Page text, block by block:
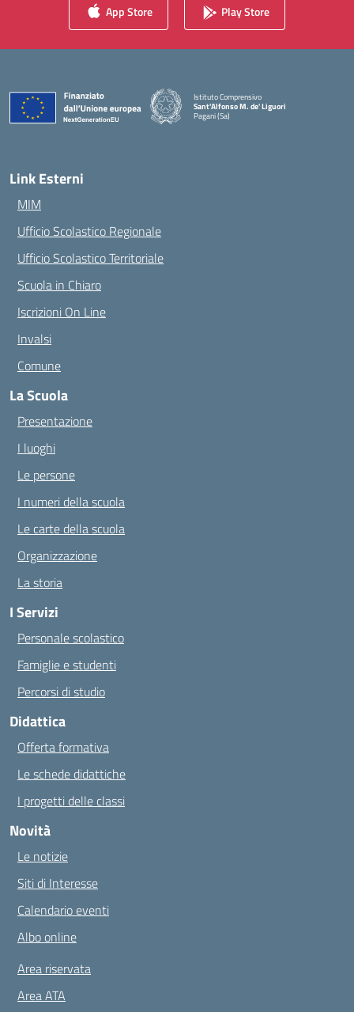
App Store Play Store
Istituto Comprensivo
Sant'Alfonso M. de' Liguori
Pagani (Sa)
— Visita la pagina iniziale della scuola
Link Esterni
MIM
Ufficio Scolastico Regionale
Ufficio Scolastico Territoriale
Scuola in Chiaro
Iscrizioni On Line
Invalsi
Comune
La Scuola
Presentazione
I luoghi
Le persone
I numeri della scuola
Le carte della scuola
Organizzazione
La storia
I Servizi
Personale scolastico
Famiglie e studenti
Percorsi di studio
Didattica
Offerta formativa
Le schede didattiche
I progetti delle classi
Novità
Le notizie
Siti di Interesse
Calendario eventi
Albo online
Area riservata
Area ATA